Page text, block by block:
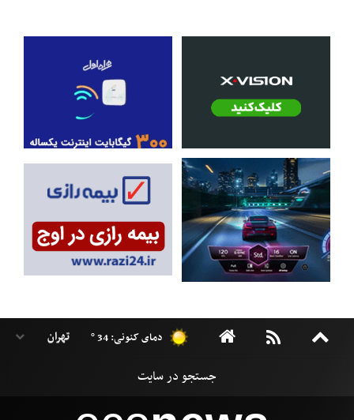
دمای کنونی: 34 °